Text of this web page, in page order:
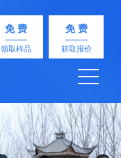
免 费
领取样品
免 费
获取报价